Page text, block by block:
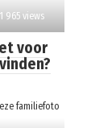
1 965 views
voor
familiefoto